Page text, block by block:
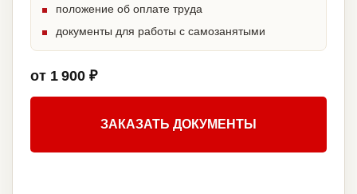
положение об оплате труда
документы для работы с самозанятыми
от 1 900 ₽
ЗАКАЗАТЬ ДОКУМЕНТЫ